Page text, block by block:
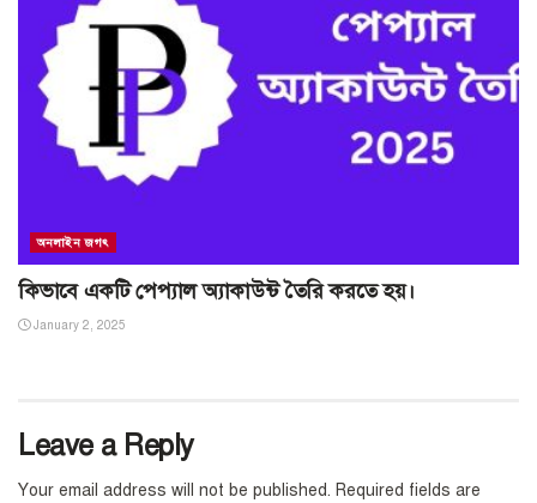
অনলাইন জগৎ
কিভাবে একটি পেপ্যাল অ্যাকাউন্ট তৈরি করতে হয়।
January 2, 2025
Leave a Reply
Your email address will not be published. Required fields are